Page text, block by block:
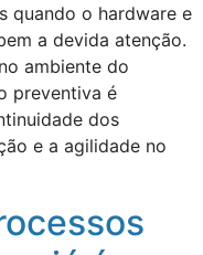
quando o hardware e
a devida atenção.
ambiente do
preventiva é
dos
e a agilidade no